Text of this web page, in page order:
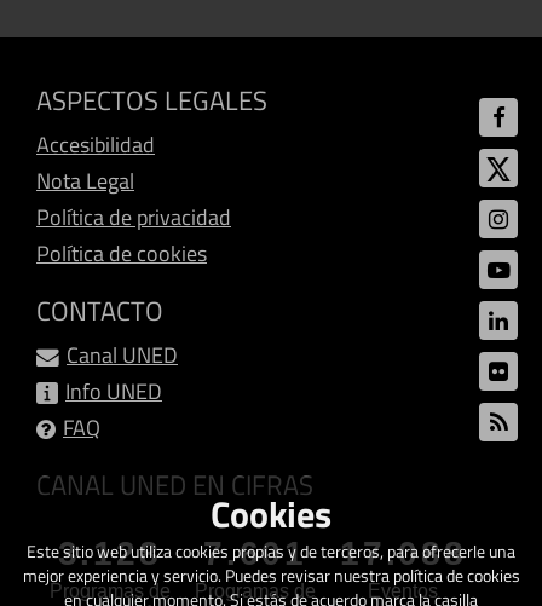
ASPECTOS LEGALES
Accesibilidad
Nota Legal
Política de privacidad
Política de cookies
CONTACTO
Canal UNED
Info UNED
FAQ
CANAL UNED EN CIFRAS
3.128
Programas de
7.601
Programas de
17.088
Eventos
Cookies
Este sitio web utiliza cookies propias y de terceros, para ofrecerle una
mejor experiencia y servicio. Puedes revisar nuestra política de cookies
en cualquier momento. Si estás de acuerdo marca la casilla